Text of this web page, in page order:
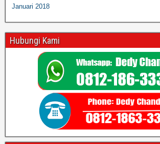
Januari 2018
Hubungi Kami